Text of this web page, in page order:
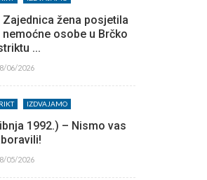
žena posjetila
osobe u Brčko
...
06/2026
IZDVAJAMO
1992.) – Nismo vas
05/2026